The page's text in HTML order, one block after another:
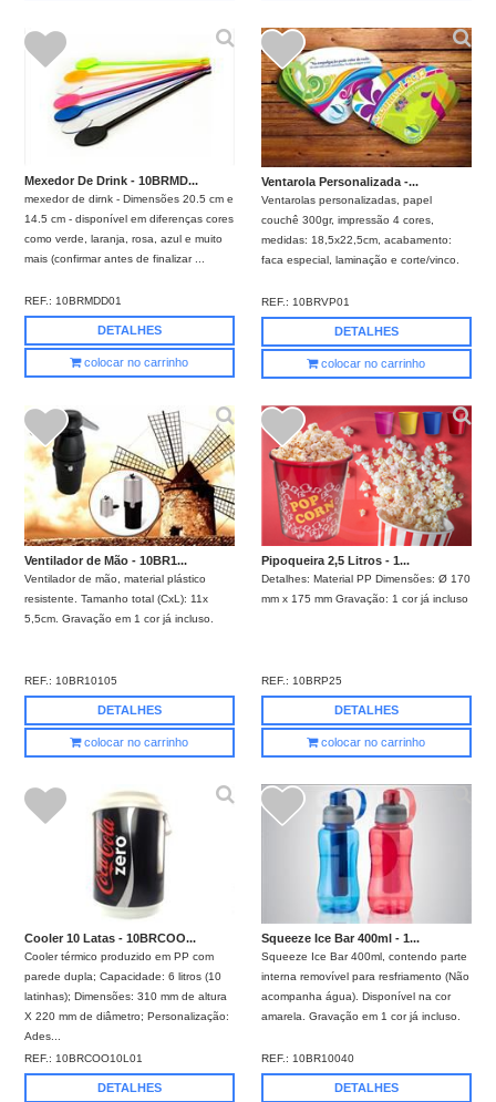
Mexedor De Drink - 10BRMD...
mexedor de dirnk - Dimensões 20.5 cm e
14.5 cm - disponível em diferenças cores
como verde, laranja, rosa, azul e muito
mais (confirmar antes de finalizar ...
REF.:10BRMDD01
DETALHES
colocar no carrinho
Ventarola Personalizada -...
Ventarolas personalizadas, papel
couchê 300gr, impressão 4 cores,
medidas: 18,5x22,5cm, acabamento:
faca especial, laminação e corte/vinco.
REF.: 10BRVP01
DETALHES
colocar no carrinho
Ventilador de Mão - 10BR1...
Ventilador de mão, material plástico
resistente. Tamanho total (CxL): 11x
5,5cm. Gravação em 1 cor já incluso.
REF.: 10BR10105
DETALHES
colocar no carrinho
Pipoqueira 2,5 Litros - 1...
Detalhes: Material PP Dimensões: Ø 170
mm x 175 mm Gravação: 1 cor já incluso
REF.: 10BRP25
DETALHES
colocar no carrinho
Cooler 10 Latas - 10BRCOO...
Cooler térmico produzido em PP com
parede dupla; Capacidade: 6 litros (10
latinhas); Dimensões: 310 mm de altura
X 220 mm de diâmetro; Personalização:
Ades...
REF.:10BRCOO10L01
DETALHES
Squeeze Ice Bar 400ml - 1...
Squeeze Ice Bar 400ml, contendo parte
interna removível para resfriamento (Não
acompanha água). Disponível na cor
amarela. Gravação em 1 cor já incluso.
REF.:10BR10040
DETALHES